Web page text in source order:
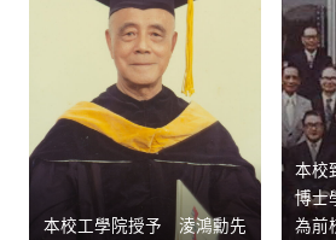
本校工學院授予 淩鴻勳先
本校
博士
為前